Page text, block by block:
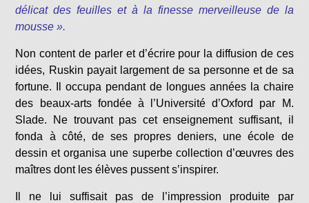
délicat des feuilles et à la finesse merveilleuse de la
mousse ».
Non content de parler et d’écrire pour la diffusion de ces
idées, Ruskin payait largement de sa personne et de sa
fortune. Il occupa pendant de longues années la chaire
des beaux-arts fondée à l’Université d’Oxford par M.
Slade. Ne trouvant pas cet enseignement suffisant, il
fonda à côté, de ses propres deniers, une école de
dessin et organisa une superbe collection d’œuvres des
maîtres dont les élèves pussent s’inspirer.
Il ne lui suffisait pas de l’impression produite par